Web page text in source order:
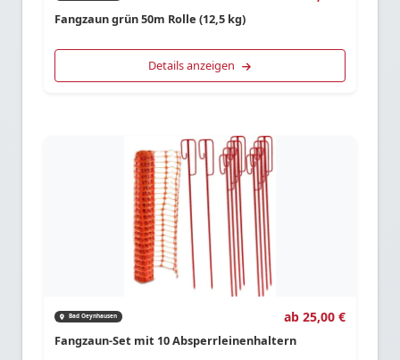
Fangzaun grün 50m Rolle (12,5 kg)
Details anzeigen
Bad Oeynhausen ab 25,00 €
Fangzaun-Set mit 10 Absperrleinenhaltern